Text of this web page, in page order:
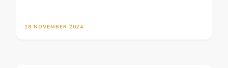
18 NOVEMBER 2024